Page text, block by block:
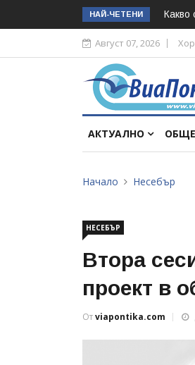
НАЙ-ЧЕТЕНИ Какво
Август 07, 2026
АКТУАЛНО
Начало Несебър
НЕСЕБЪР
Втора
проект в
Отviapontika.com